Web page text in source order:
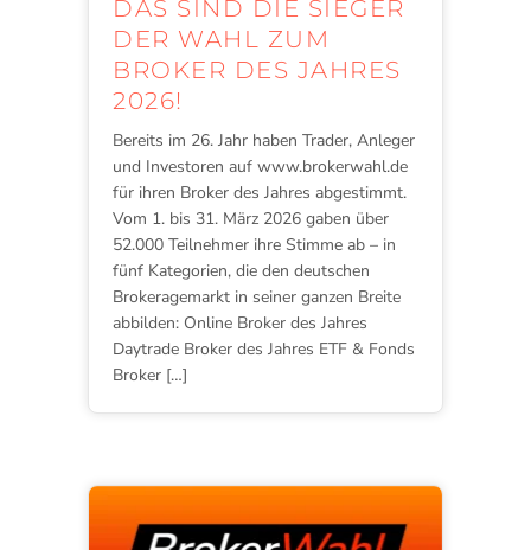
DAS SIND DIE SIEGER
DER WAHL ZUM
BROKER DES JAHRES
2026!
Bereits im 26. Jahr haben Trader, Anleger
und Investoren auf www.brokerwahl.de
für ihren Broker des Jahres abgestimmt.
Vom 1. bis 31. März 2026 gaben über
52.000 Teilnehmer ihre Stimme ab – in
fünf Kategorien, die den deutschen
Brokeragemarkt in seiner ganzen Breite
abbilden: Online Broker des Jahres
Daytrade Broker des Jahres ETF & Fonds
Broker […]